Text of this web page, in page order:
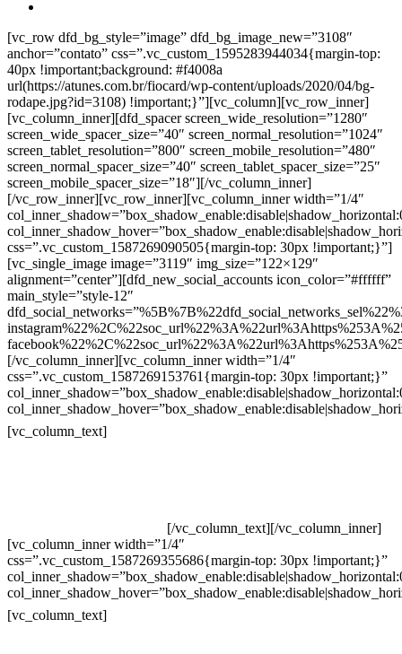
[vc_row dfd_bg_style=”image” dfd_bg_image_new=”3108″
anchor=”contato” css=”.vc_custom_1595283944034{margin-top:
40px !important;background: #f4008a
url(https://atunes.com.br/fiocard/wp-content/uploads/2020/04/bg-
rodape.jpg?id=3108) !important;}”][vc_column][vc_row_inner]
[vc_column_inner][dfd_spacer screen_wide_resolution=”1280″
screen_wide_spacer_size=”40″ screen_normal_resolution=”1024″
screen_tablet_resolution=”800″ screen_mobile_resolution=”480″
screen_normal_spacer_size=”40″ screen_tablet_spacer_size=”25″
screen_mobile_spacer_size=”18″][/vc_column_inner]
[/vc_row_inner][vc_row_inner][vc_column_inner width=”1/4″
css=”.vc_custom_1587269090505{margin-top: 30px !important;}”]
[vc_single_image image=”3119″ img_size=”122×129″
alignment=”center”][dfd_new_social_accounts icon_color=”#ffffff”
main_style=”style-12″
[/vc_column_inner][vc_column_inner width=”1/4″
css=”.vc_custom_1587269153761{margin-top: 30px !important;}”
[vc_column_text]
[/vc_column_text][/vc_column_inner]
[vc_column_inner width=”1/4″
css=”.vc_custom_1587269355686{margin-top: 30px !important;}”
[vc_column_text]